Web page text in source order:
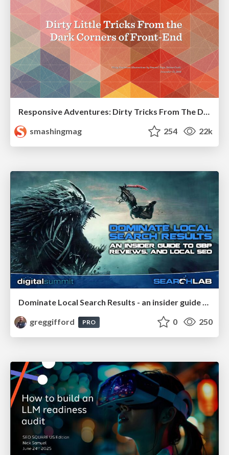
smashingmag
254 22k
Dominate Local Search Results - an insider guide to GBP, reviews, and Local SEO
greggifford
PRO 0 250